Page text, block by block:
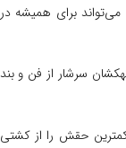
برای همیشه در
سرشار از فن و بند
کمترین حقش را از کشتی